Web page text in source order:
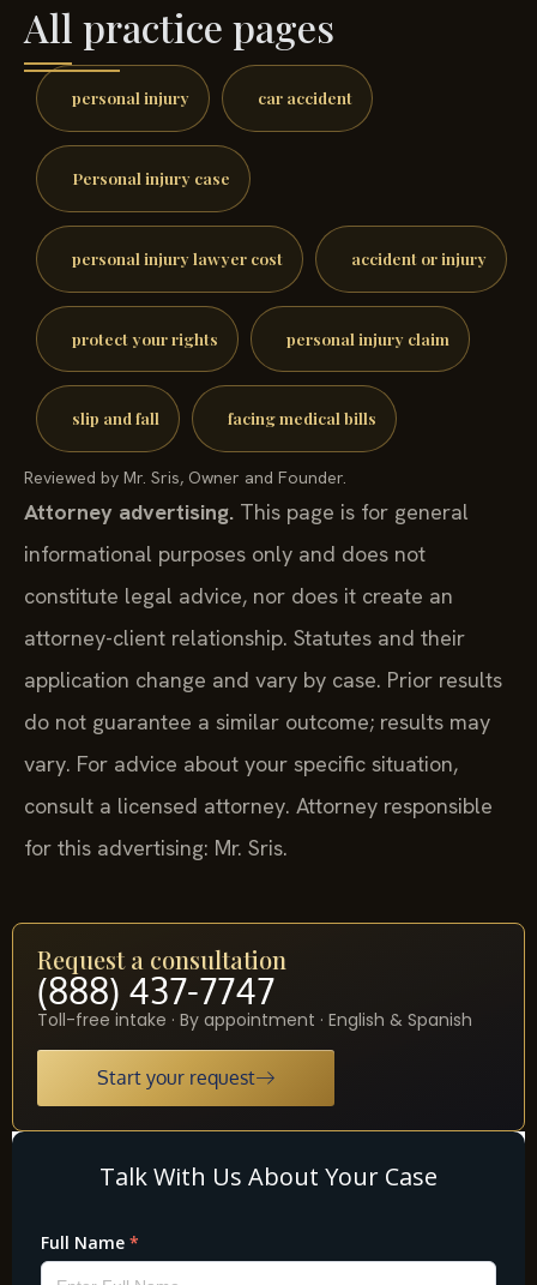
All practice pages
personal injury car accident
Personal injury case
personal injury lawyer cost accident or injury
protect your rights personal injury claim
slip and fall facing medical bills
Reviewed by Mr. Sris, Owner and Founder.
Attorney advertising. This page is for general
informational purposes only and does not
constitute legal advice, nor does it create an
attorney-client relationship. Statutes and their
application change and vary by case. Prior results
do not guarantee a similar outcome; results may
vary. For advice about your specific situation,
consult a licensed attorney. Attorney responsible
for this advertising: Mr. Sris.
Request a consultation
(888) 437-7747
Toll-free intake · By appointment · English & Spanish
Start your request